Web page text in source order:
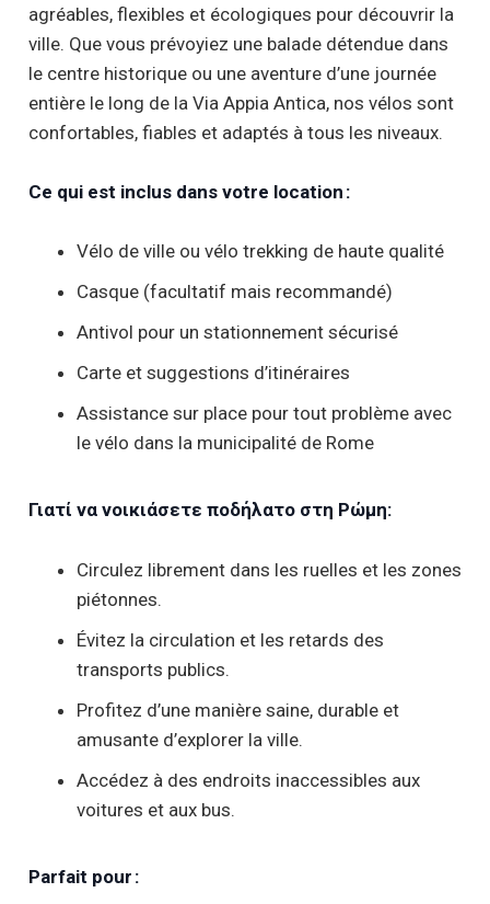
agréables, flexibles et écologiques pour découvrir la
ville. Que vous prévoyiez une balade détendue dans
le centre historique ou une aventure d’une journée
entière le long de la Via Appia Antica, nos vélos sont
confortables, fiables et adaptés à tous les niveaux.
Ce qui est inclus dans votre location :
Vélo de ville ou vélo trekking de haute qualité
Casque (facultatif mais recommandé)
Antivol pour un stationnement sécurisé
Carte et suggestions d’itinéraires
Assistance sur place pour tout problème avec
le vélo dans la municipalité de Rome
Γιατί να νοικιάσετε ποδήλατο στη Ρώμη:
Circulez librement dans les ruelles et les zones
piétonnes.
Évitez la circulation et les retards des
transports publics.
Profitez d’une manière saine, durable et
amusante d’explorer la ville.
Accédez à des endroits inaccessibles aux
voitures et aux bus.
Parfait pour :